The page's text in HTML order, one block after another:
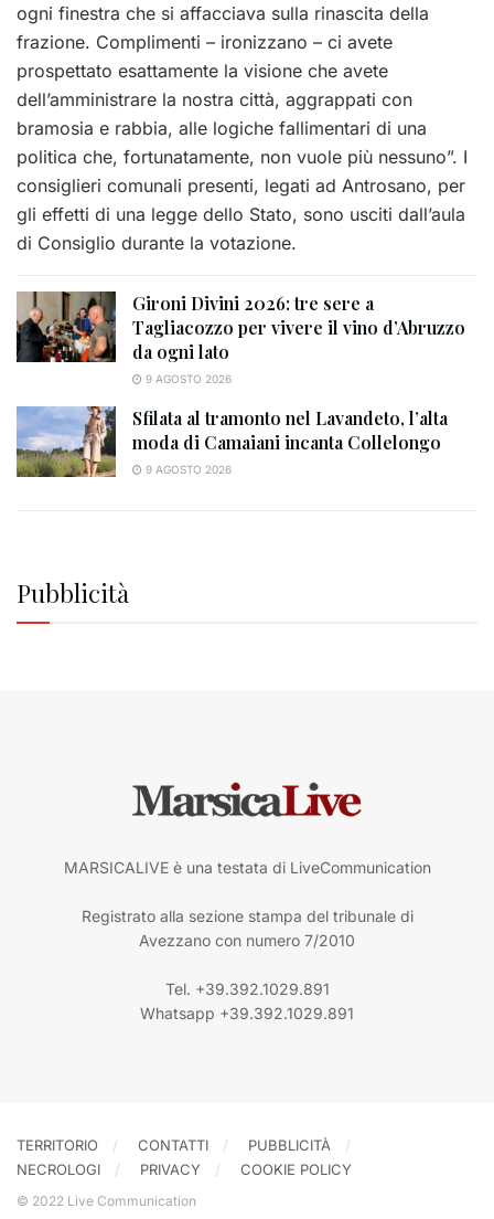
ogni finestra che si affacciava sulla rinascita della
frazione. Complimenti – ironizzano – ci avete
prospettato esattamente la visione che avete
dell’amministrare la nostra città, aggrappati con
bramosia e rabbia, alle logiche fallimentari di una
politica che, fortunatamente, non vuole più nessuno”. I
consiglieri comunali presenti, legati ad Antrosano, per
gli effetti di una legge dello Stato, sono usciti dall’aula
di Consiglio durante la votazione.
Gironi Divini 2026: tre sere a
Tagliacozzo per vivere il vino d’Abruzzo
da ogni lato
9 AGOSTO 2026
Sfilata al tramonto nel Lavandeto, l’alta
moda di Camaiani incanta Collelongo
9 AGOSTO 2026
Pubblicità
MARSICALIVE è una testata di LiveCommunication
Registrato alla sezione stampa del tribunale di
Avezzano con numero 7/2010
Tel. +39.392.1029.891
Whatsapp +39.392.1029.891
TERRITORIO CONTATTI
PUBBLICITÀ
NECROLOGI
PRIVACY COOKIE POLICY
© 2022 Live Communication